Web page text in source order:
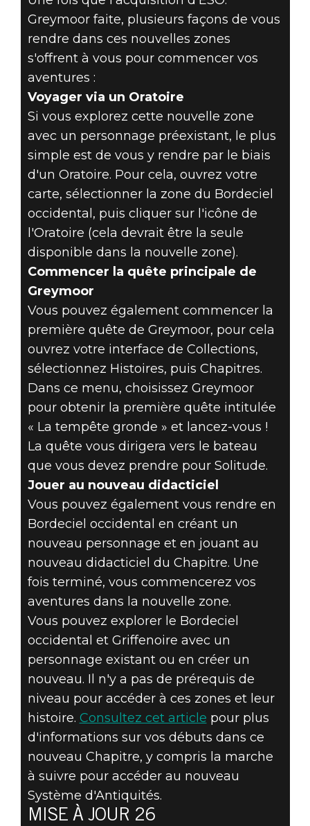
Greymoor faite, plusieurs façons de vous
rendre dans ces nouvelles zones
s'offrent à vous pour commencer vos
aventures :
Voyager via un Oratoire
Si vous explorez cette nouvelle zone
avec un personnage préexistant, le plus
simple est de vous y rendre par le biais
d'un Oratoire. Pour cela, ouvrez votre
carte, sélectionner la zone du Bordeciel
occidental, puis cliquer sur l'icône de
l'Oratoire (cela devrait être la seule
disponible dans la nouvelle zone).
Commencer la quête principale de
Greymoor
Vous pouvez également commencer la
première quête de Greymoor, pour cela
ouvrez votre interface de Collections,
sélectionnez Histoires, puis Chapitres.
Dans ce menu, choisissez Greymoor
pour obtenir la première quête intitulée
« La tempête gronde » et lancez-vous !
La quête vous dirigera vers le bateau
que vous devez prendre pour Solitude.
Jouer au nouveau didacticiel
Vous pouvez également vous rendre en
Bordeciel occidental en créant un
nouveau personnage et en jouant au
nouveau didacticiel du Chapitre. Une
fois terminé, vous commencerez vos
aventures dans la nouvelle zone.
Vous pouvez explorer le Bordeciel
occidental et Griffenoire avec un
personnage existant ou en créer un
nouveau. Il n'y a pas de prérequis de
niveau pour accéder à ces zones et leur
histoire. Consultez cet article pour plus
d'informations sur vos débuts dans ce
nouveau Chapitre, y compris la marche
à suivre pour accéder au nouveau
Système d'Antiquités.
MISE À JOUR 26